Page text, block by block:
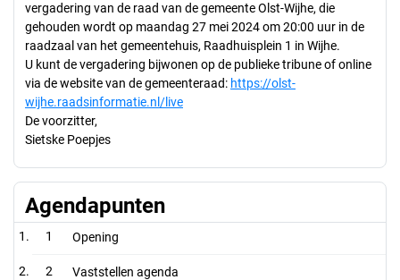
vergadering van de raad van de gemeente Olst-Wijhe, die
gehouden wordt op maandag 27 mei 2024 om 20:00 uur in de
raadzaal van het gemeentehuis, Raadhuisplein 1 in Wijhe.
U kunt de vergadering bijwonen op de publieke tribune of online
via de website van de gemeenteraad: https://olst-
wijhe.raadsinformatie.nl/live
De voorzitter,
Sietske Poepjes
Agendapunten
1 Opening
2 Vaststellen agenda